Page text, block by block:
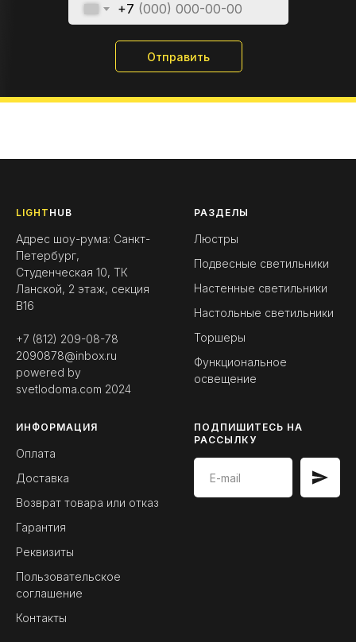
+7
Отправить
LIGHT HUB
Адрес шоу-рума: Санкт-
Петербург,
Студенческая 10, ТК
Ланской, 2 этаж, секция
B16
+7 (812) 209-08-78
2090878@inbox.ru
powered by
svetlodoma.com 2024
РАЗДЕЛЫ
Люстры
Подвесные светильники
Настенные светильники
Настольные светильники
Торшеры
Функциональное
освещение
ИНФОРМАЦИЯ
Оплата
Доставка
Возврат товара или отказ
Гарантия
Реквизиты
Пользовательское
соглашение
Контакты
ПОДПИШИТЕСЬ НА
РАССЫЛКУ